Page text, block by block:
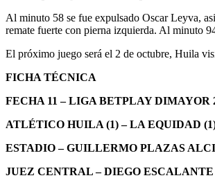
Al minuto 58 se fue expulsado Oscar Leyva,
remate fuerte con pierna izquierda. Al minuto
El próximo juego será el 2 de octubre, Huila
FICHA TÉCNICA
FECHA 11 – LIGA BETPLAY DIMAYOR
ATLÉTICO HUILA (1) – LA EQUIDAD
ESTADIO – GUILLERMO PLAZAS
JUEZ CENTRAL – DIEGO ESCALANTE